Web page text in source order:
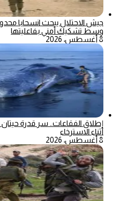
جيش الاحتلال يبحث انسحابا
وسط تشكيك أمني بفاعليتها
8 أغسطس، 2026
إطلاق الفقاعات.. سر قدرة حيتان
أثناء الاسترخاء
8 أغسطس، 2026